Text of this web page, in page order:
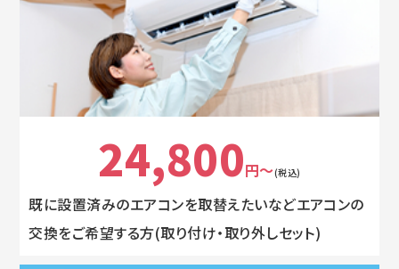
24,800円～(税込)
既に設置済みのエアコンを取替えたいなどエアコンの
交換をご希望する方(取り付け・取り外しセット)